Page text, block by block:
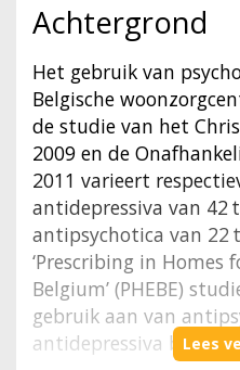
Lees
Achtergrond
Het gebruik van
Belgische
de studie van het
2009 en de
2011 varieert
antidepressiva van 42
antipsychotica van 22
‘Prescribing in Homes
Belgium’ (PHEBE)
gebruik aan van
antidepressiva bij 40